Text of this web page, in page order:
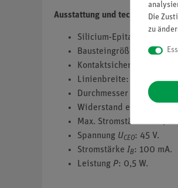
Ausstattung und technische
Silicium-Epitaxial-NF-
Bausteingröße (mm): 82
Kontaktsicherheit durch
Linienbreite: 4 mm.
Durchmesser der
Widerstand eines
Max. Stromstärke: 2 A,
Spannung UCEO: 45 V.
Stromstärke IB: 100 mA.
Leistung P: 0,5 W.
Die
zu